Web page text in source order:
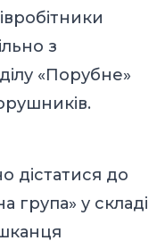
з
«Порубне»
дістатися до
група» у складі